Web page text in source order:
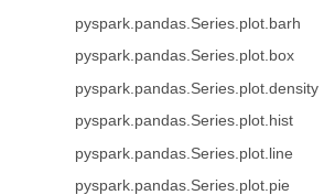
pyspark.pandas.Series.plot.barh
pyspark.pandas.Series.plot.box
pyspark.pandas.Series.plot.density
pyspark.pandas.Series.plot.hist
pyspark.pandas.Series.plot.line
pyspark.pandas.Series.plot.pie